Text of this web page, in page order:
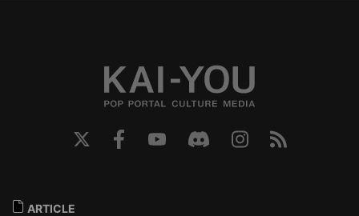
ARTICLE